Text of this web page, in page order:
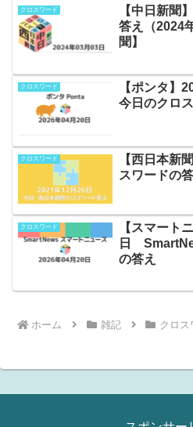
クロスワード
【中日新聞
答え（2024
聞】
クロスワード
【ポンタ】
今日のクロ
クロスワード
【西日本新
スワードの
クロスワード
【スマート
日
の答え
ホーム 雑記 クロス